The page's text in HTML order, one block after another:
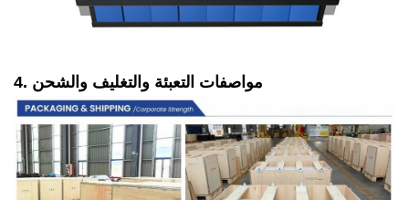
4. مواصفات التعبئة والتغليف والشحن